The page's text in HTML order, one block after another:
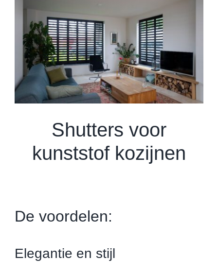
Shutters voor
kunststof kozijnen
De voordelen:
Elegantie en stijl